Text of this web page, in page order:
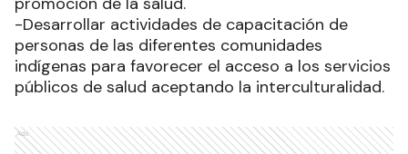
-Desarrollar actividades de capacitación de
personas de las diferentes comunidades
indígenas para favorecer el acceso a los servicios
públicos de salud aceptando la interculturalidad.
Ads